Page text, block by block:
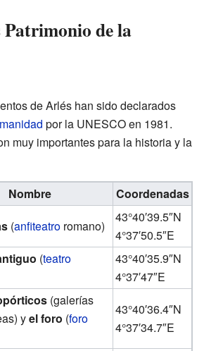
de la
de Arlés han sido declarados
por la UNESCO en 1981.
muy importantes para la historia y la
Nombre
Coordenadas
(anfiteatro romano)
43°40′39.5″N
4°37′50.5″E
(teatro
43°40′35.9″N
4°37′47″E
(galerías
yel foro (foro
43°40′36.4″N
4°37′34.7″E